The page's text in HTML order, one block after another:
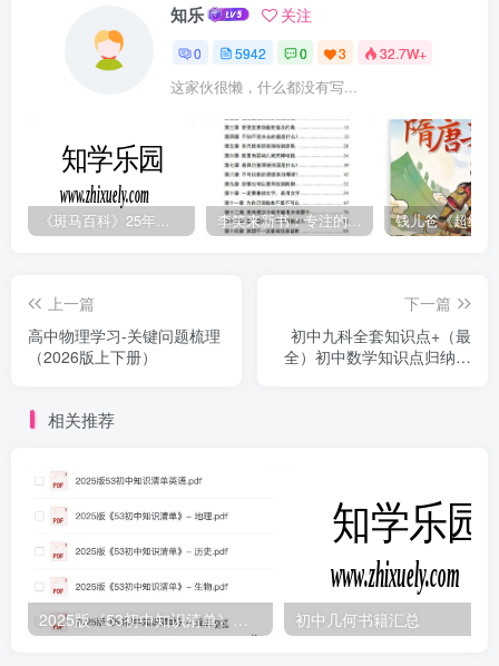
知乐 关注
0 5942 0 3 32.7W+
这家伙很懒，什么都没有写...
《斑马百科》25年最新30科全套高清视频 李笑来新书：专注的真相 [PDF]
上一篇
高中物理学习-关键问题梳理
（2026版上下册）
下一篇
初中九科全套知识点+（最
全）初中数学知识点归纳汇
相关推荐
2025版《53初中知识清单》英语+政史地生（小四门） 初中几何书籍汇总